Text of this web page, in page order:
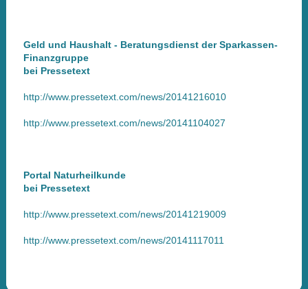
Geld und Haushalt - Beratungsdienst der Sparkassen-
Finanzgruppe
bei Pressetext
http://www.pressetext.com/news/20141216010
http://www.pressetext.com/news/20141104027
Portal Naturheilkunde
bei Pressetext
http://www.pressetext.com/news/20141219009
http://www.pressetext.com/news/20141117011